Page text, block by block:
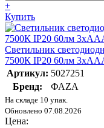
+
Купить
Светильник
7500К IP20 60лм
Артикул: 5027251
Бренд:
ФАZА
На складе 10 упак.
Обновлено 07.08.2026
Цена: